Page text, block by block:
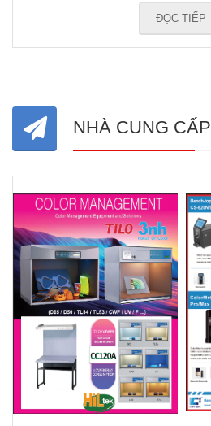
ĐỌC TIẾP
NHÀ CUNG CẤP